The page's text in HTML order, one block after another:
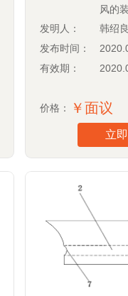
风的
发明人：
韩绍
发布时间：
有效期：
价格： ￥面议
立